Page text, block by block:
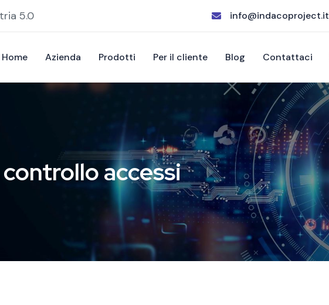
5.0 info@indacoproject.it
Home Azienda Prodotti Per il cliente Blog Contattaci
accessi